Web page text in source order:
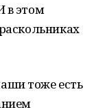
в этом
тоже есть